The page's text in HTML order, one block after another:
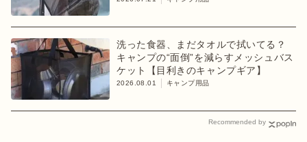
洗った食器、まだタオルで拭いてる？
キャンプの“面倒”を減らすメッシュバス
ケット【目利きのキャンプギア】
2026.08.01 キャンプ用品
Recommended by